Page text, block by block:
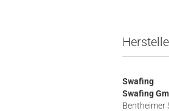
Swafing
Swafing
Bentheimer